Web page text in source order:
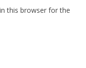
this browser for the